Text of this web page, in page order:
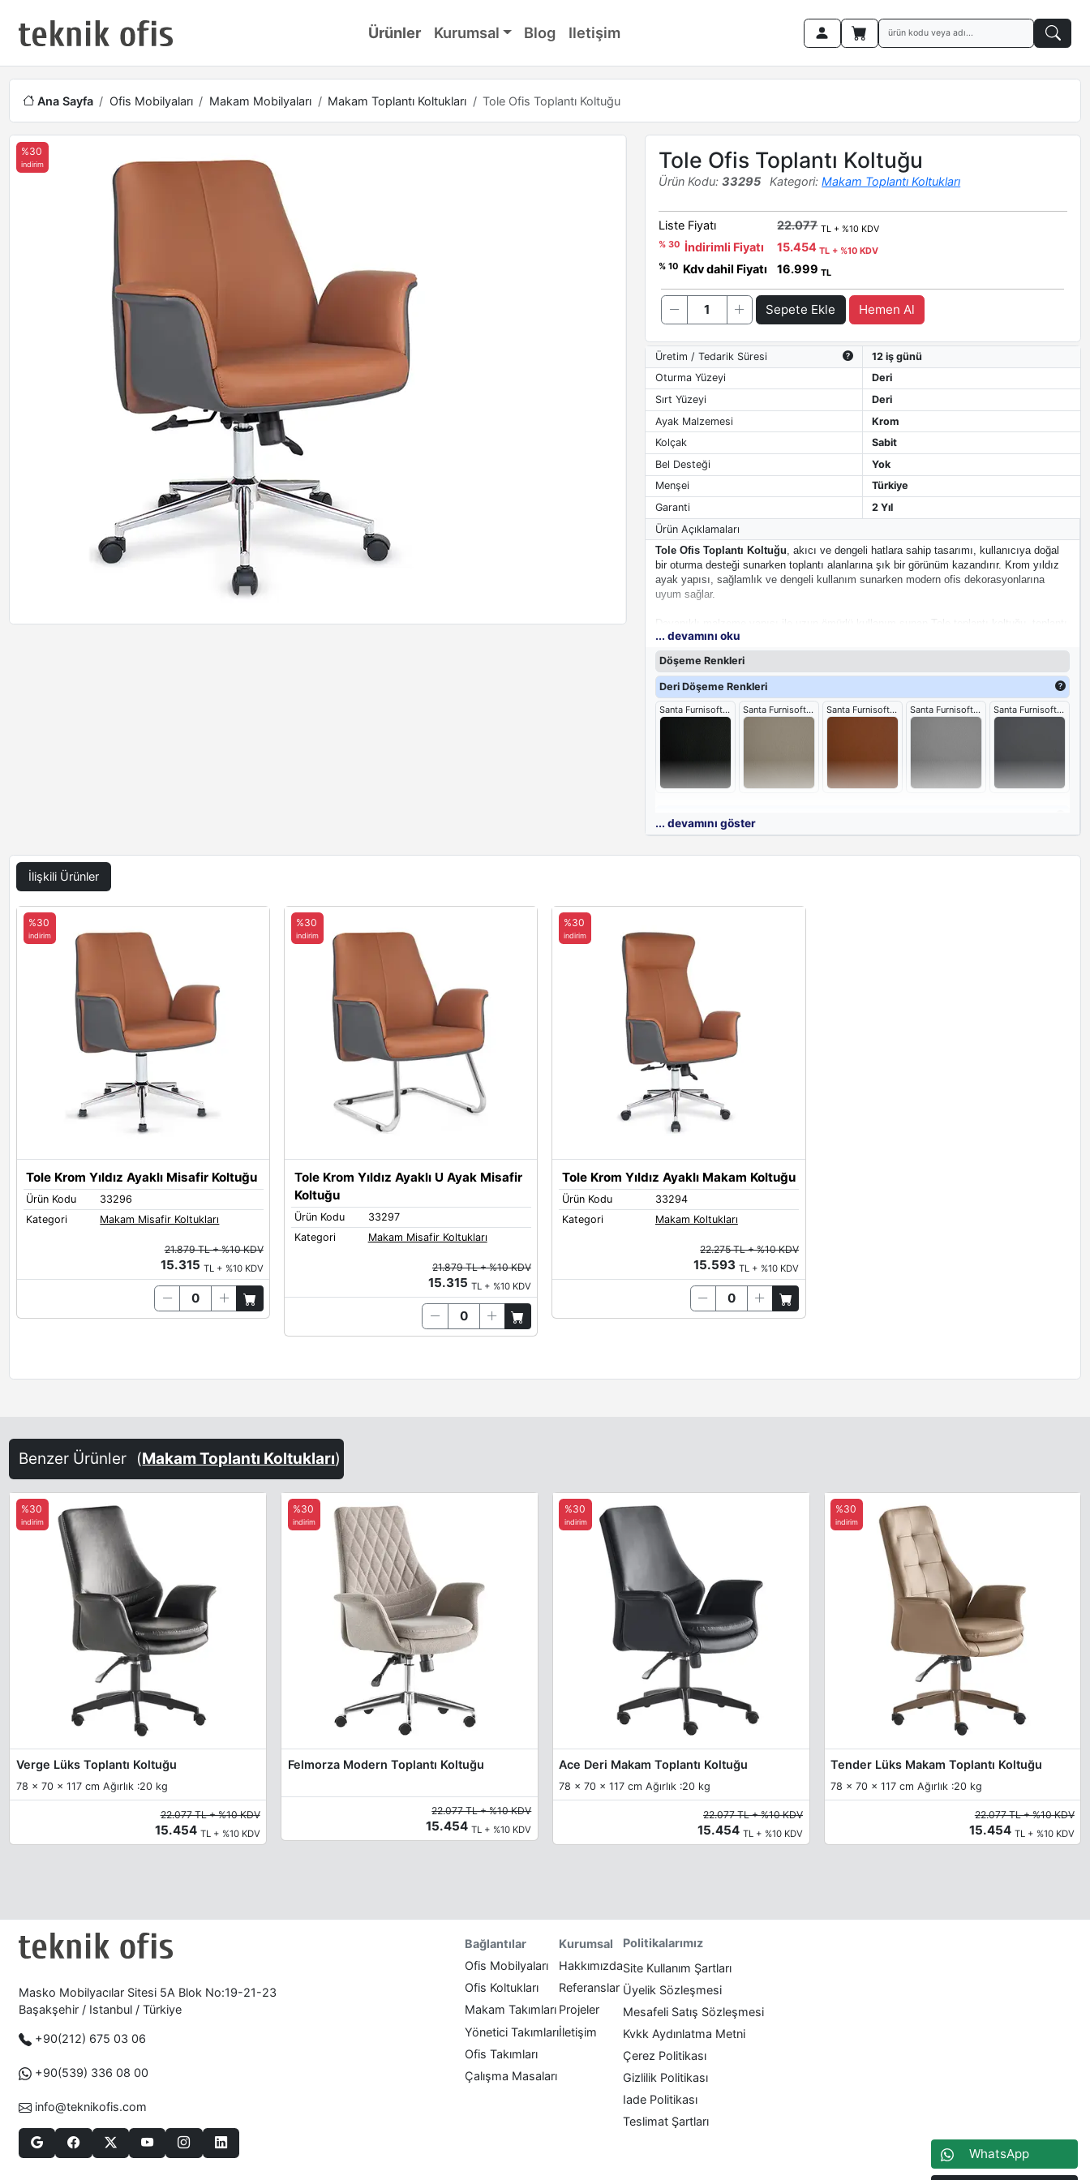
Ürünler Kurumsal Blog Iletişim
Ana Sayfa Ofis Mobilyaları Makam Mobilyaları Makam Toplantı Koltukları Tole Ofis Toplantı Koltuğu
%30
indirim Tole Ofis Toplantı Koltuğu
Ürün Kodu: 33295 Kategori:Makam Toplantı Koltukları
Liste Fiyatı 22.077 TL + %10 KDV
% 30 İndirimli Fiyatı 15.454TL + %10 KDV
% 10 Kdv dahil Fiyatı 16.999TL
Sepete Ekle Hemen Al
Üretim / Tedarik Süresi
12 iş günü
Oturma Yüzeyi
Deri
Sırt Yüzeyi
Deri
Ayak Malzemesi
Krom
Kolçak
Sabit
Bel Desteği
Yok
Menşei
Türkiye
Garanti
2 Yıl
Ürün Açıklamaları
Tole Ofis Toplantı Koltuğu, akıcı ve dengeli hatlara sahip tasarımı, kullanıcıya doğal
bir oturma desteği sunarken toplantı alanlarına şık bir görünüm kazandırır. Krom yıldız
ayak yapısı, sağlamlık ve dengeli kullanım sunarken modern ofis dekorasyonlarına
uyum sağlar.
odaları ve çalışma alanları için hem estetik hem de fonksiyonel bir tercihtir.
... devamını oku
Döşeme Renkleri
Deri Döşeme Renkleri
Santa Furnisoft 01 Santa Furnisoft 03 Santa Furnisoft 09 Santa Furnisoft 12 Santa Furnisoft 16
Çift Deri Döşeme Renkleri
... devamını göster
İlişkili Ürünler
Tole Krom Yıldız Ayaklı Misafir Koltuğu
Ürün Kodu
33296
Kategori
Makam Misafir Koltukları
%30
indirim
21.879 TL + %10 KDV
15.315 TL + %10 KDV
Tole Krom Yıldız Ayaklı U Ayak Misafir
Koltuğu
Ürün Kodu
33297
Kategori
Makam Misafir Koltukları
%30
indirim
21.879 TL + %10 KDV
15.315 TL + %10 KDV
Tole Krom Yıldız Ayaklı Makam Koltuğu
Ürün Kodu
33294
Kategori
Makam Koltukları
%30
indirim
22.275 TL + %10 KDV
15.593TL + %10 KDV
Benzer Ürünler (Makam Toplantı Koltukları)
Verge Lüks Toplantı Koltuğu
78 x 70 x 117 cm Ağırlık :20 kg
%30
indirim
22.077 TL + %10 KDV
15.454 TL + %10 KDV
Felmorza Modern Toplantı Koltuğu
%30
indirim
22.077 TL + %10 KDV
15.454TL + %10 KDV
Ace Deri Makam Toplantı Koltuğu
78 x 70 x 117 cm Ağırlık :20 kg
%30
indirim
22.077 TL + %10 KDV
15.454TL + %10 KDV
Tender Lüks Makam Toplantı Koltuğu
78 x 70 x 117 cm Ağırlık :20 kg
%30
indirim
22.077 TL + %10 KDV
15.454 TL + %10 KDV
WhatsApp
Masko Mobilyacılar Sitesi 5A Blok No:19-21-23
Başakşehir / Istanbul / Türkiye
+90(212) 675 03 06
+90(539) 336 08 00
info@teknikofis.com
Bağlantılar
Ofis Mobilyaları
Ofis Koltukları
Makam Takımları
Yönetici Takımları
Ofis Takımları
Çalışma Masaları
Kurumsal
Hakkımızda
Referanslar
Projeler
İletişim
Politikalarımız
Site Kullanım Şartları
Üyelik Sözleşmesi
Mesafeli Satış Sözleşmesi
Kvkk Aydınlatma Metni
Çerez Politikası
Gizlilik Politikası
Iade Politikası
Teslimat Şartları